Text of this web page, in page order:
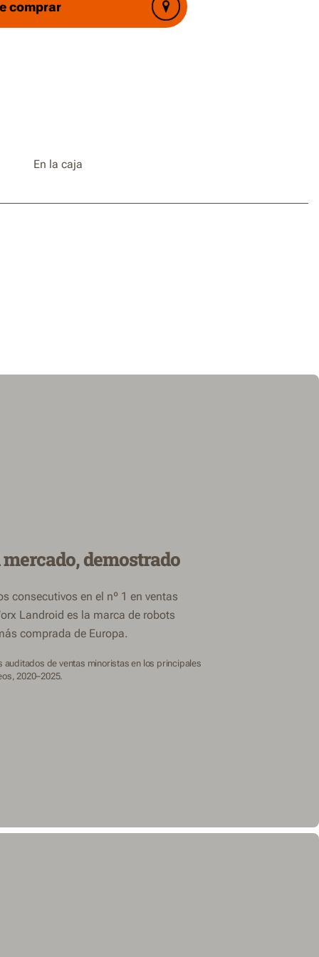
para circular por pendientes de hasta el
comprar
En la caja
demostrado
consecutivos en el nº 1 en ventas
Landroid es la marca de robots
comprada de Europa.
auditados de ventas minoristas en los principales
2020–2025.